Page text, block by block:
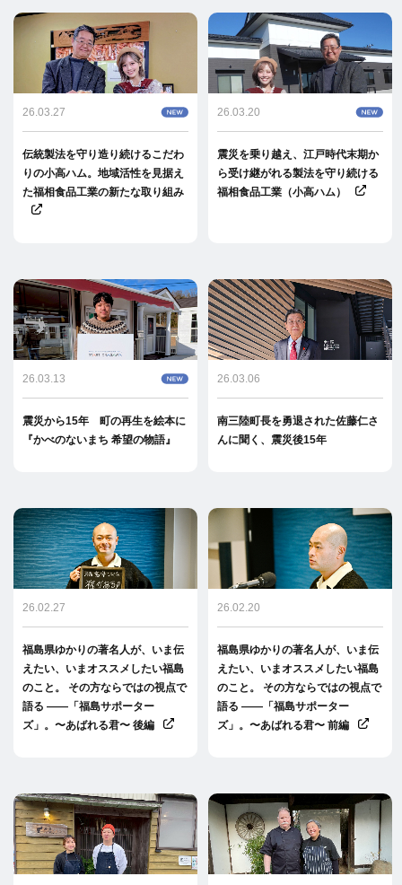
26.03.27
伝統製法を守り造り続けるこだわ
りの小高ハム。地域活性を見据え
た福相食品工業の新たな取り組み
26.03.20
震災を乗り越え、江戸時代末期か
ら受け継がれる製法を守り続ける
福相食品工業（小高ハム）
26.03.13
震災から15年 町の再生を絵本に
『かべのないまち 希望の物語』
26.03.06
南三陸町長を勇退された佐藤仁さ
んに聞く、震災後15年
26.02.27
福島県ゆかりの著名人が、いま伝
えたい、いまオススメしたい福島
のこと。 その方ならではの視点で
語る ――「福島サポーター
ズ」。〜あばれる君〜 後編
26.02.20
福島県ゆかりの著名人が、いま伝
えたい、いまオススメしたい福島
のこと。 その方ならではの視点で
語る ――「福島サポーター
ズ」。〜あばれる君〜 前編